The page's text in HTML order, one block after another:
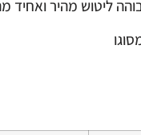
ליטוש מהיר ואחיד